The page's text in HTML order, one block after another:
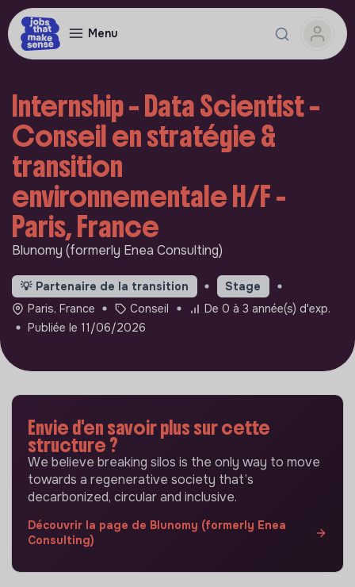
Menu
Internship – Data Scientist –
Conseil en stratégie &
transition
environnementale H/F -
Paris, France
Blunomy (formerly Enea Consulting)
💡 Partenaire de la transition
Stage
Paris, France
Conseil
De 0 à 3 année(s) d'exp.
Publiée le 11/06/2026
Envie d'en savoir plus sur cette
structure ?
We believe breaking silos is the only way to move
towards a regenerative society that’s
decarbonized, circular and inclusive.
Découvrir la page de Blunomy (formerly Enea
Consulting)